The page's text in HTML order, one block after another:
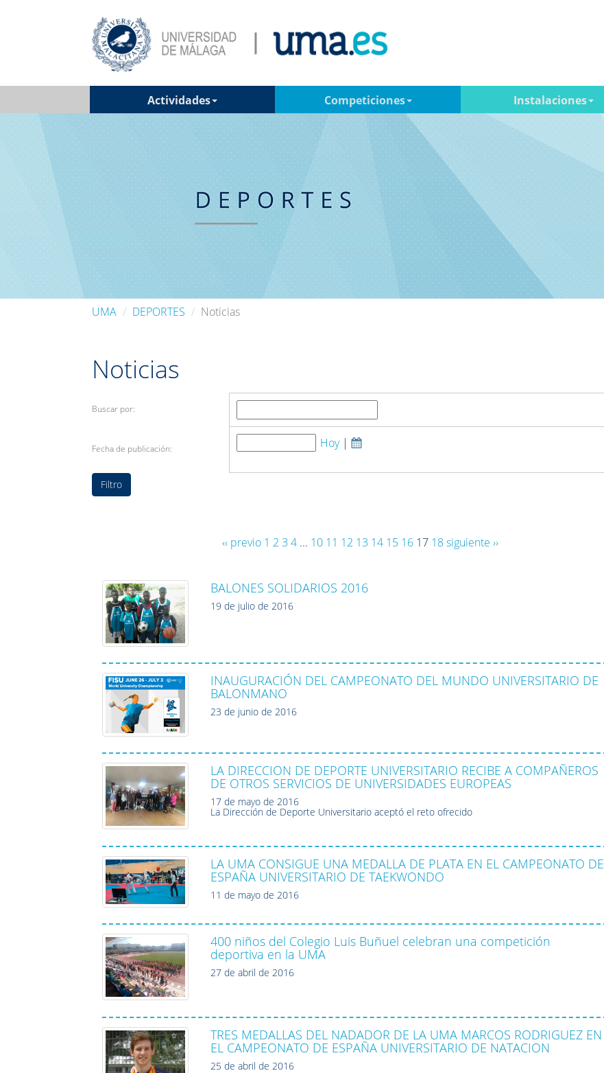
Actividades Competiciones Instalaciones
UMA DEPORTES Noticias
Noticias
Buscar por:
Fecha de publicación: Hoy|
‹‹ previo 1 2 3 4 ... 10 11 12 13 14 15 16 17 18siguiente ››
BALONES SOLIDARIOS 2016
19 de julio de 2016
INAUGURACIÓN DEL CAMPEONATO DEL MUNDO UNIVERSITARIO DE
BALONMANO
23 de junio de 2016
LA DIRECCION DE DEPORTE UNIVERSITARIO RECIBE A COMPAÑEROS
DE OTROS SERVICIOS DE UNIVERSIDADES EUROPEAS
17 de mayo de 2016
La Dirección de Deporte Universitario aceptó el reto ofrecido
LA UMA CONSIGUE UNA MEDALLA DE PLATA EN EL CAMPEONATO DE
ESPAÑA UNIVERSITARIO DE TAEKWONDO
11 de mayo de 2016
400 niños del Colegio Luis Buñuel celebran una competición
deportiva en la UMA
27 de abril de 2016
TRES MEDALLAS DEL NADADOR DE LA UMA MARCOS RODRIGUEZ EN
EL CAMPEONATO DE ESPAÑA UNIVERSITARIO DE NATACION
25 de abril de 2016